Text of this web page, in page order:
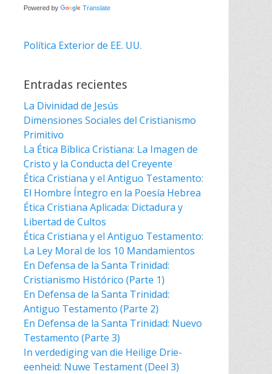
Powered by Translate
Política Exterior de EE. UU.
Entradas recientes
La Divinidad de Jesús
Dimensiones Sociales del Cristianismo
Primitivo
La Ética Bíblica Cristiana: La Imagen de
Cristo y la Conducta del Creyente
Ética Cristiana y el Antiguo Testamento:
El Hombre Íntegro en la Poesía Hebrea
Ética Cristiana Aplicada: Dictadura y
Libertad de Cultos
Ética Cristiana y el Antiguo Testamento:
La Ley Moral de los 10 Mandamientos
En Defensa de la Santa Trinidad:
Cristianismo Histórico (Parte 1)
En Defensa de la Santa Trinidad:
Antiguo Testamento (Parte 2)
En Defensa de la Santa Trinidad: Nuevo
Testamento (Parte 3)
In verdediging van die Heilige Drie-
eenheid: Nuwe Testament (Deel 3)